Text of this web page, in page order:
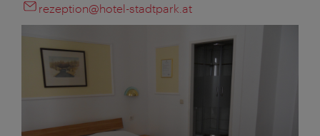
rezeption@hotel-stadtpark.at